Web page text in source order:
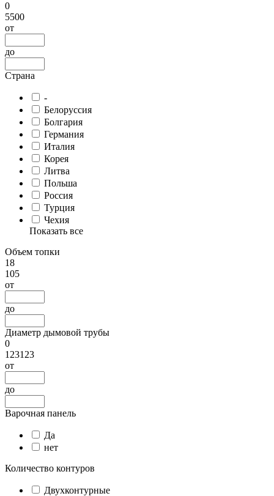
0
5500
от
до
Страна
-
Белоруссия
Болгария
Германия
Италия
Корея
Литва
Польша
Россия
Турция
Чехия
Показать все
Объем топки
18
105
от
до
Диаметр дымовой трубы
0
123123
от
до
Варочная панель
Да
нет
Количество контуров
Двухконтурные